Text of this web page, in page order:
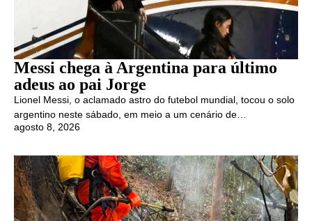
Messi chega à Argentina para último
adeus ao pai Jorge
Lionel Messi, o aclamado astro do futebol mundial, tocou o solo
argentino neste sábado, em meio a um cenário de…
agosto 8, 2026